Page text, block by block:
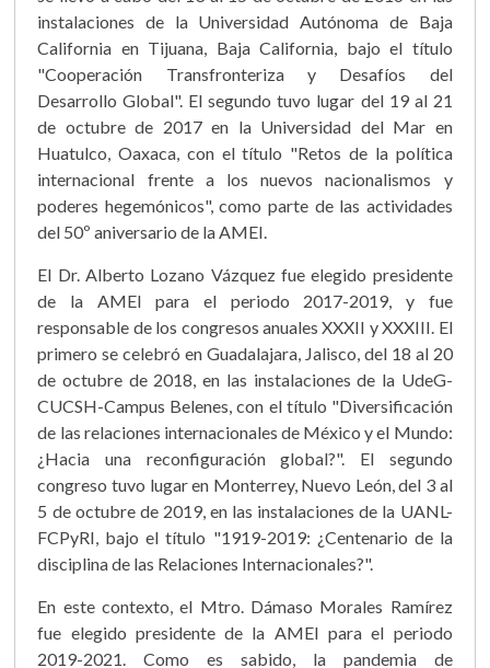
instalaciones de la Universidad Autónoma de Baja
California en Tijuana, Baja California, bajo el título
"Cooperación Transfronteriza y Desafíos del
Desarrollo Global". El segundo tuvo lugar del 19 al 21
de octubre de 2017 en la Universidad del Mar en
Huatulco, Oaxaca, con el título "Retos de la política
internacional frente a los nuevos nacionalismos y
poderes hegemónicos", como parte de las actividades
del 50º aniversario de la AMEI.
El Dr. Alberto Lozano Vázquez fue elegido presidente
de la AMEI para el periodo 2017-2019, y fue
responsable de los congresos anuales XXXII y XXXIII. El
primero se celebró en Guadalajara, Jalisco, del 18 al 20
de octubre de 2018, en las instalaciones de la UdeG-
CUCSH-Campus Belenes, con el título "Diversificación
de las relaciones internacionales de México y el Mundo:
¿Hacia una reconfiguración global?". El segundo
congreso tuvo lugar en Monterrey, Nuevo León, del 3 al
5 de octubre de 2019, en las instalaciones de la UANL-
FCPyRI, bajo el título "1919-2019: ¿Centenario de la
disciplina de las Relaciones Internacionales?".
En este contexto, el Mtro. Dámaso Morales Ramírez
fue elegido presidente de la AMEI para el periodo
2019-2021. Como es sabido, la pandemia de